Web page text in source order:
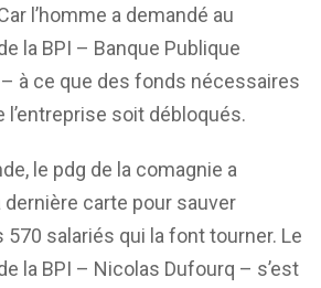
l’homme a demandé au
la BPI – Banque Publique
à ce que des fonds nécessaires
l’entreprise soit débloqués.
le pdg de la comagnie a
carte pour sauver
570 salariés qui la font tourner. Le
la BPI – Nicolas Dufourq – s’est